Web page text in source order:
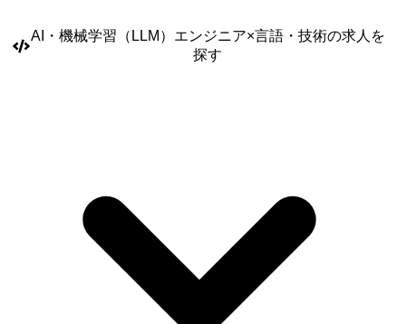
AI・機械学習（LLM）エンジニア×言語・技術の求人を
探す